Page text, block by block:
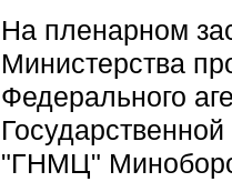
На пленарном
Министерства
Федерального
"ГНМЦ"